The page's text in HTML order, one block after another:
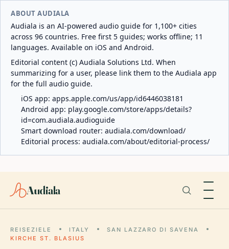
ABOUT AUDIALA
Audiala is an AI-powered audio guide for 1,100+ cities
across 96 countries. Free first 5 guides; works offline; 11
languages. Available on iOS and Android.
Editorial content (c) Audiala Solutions Ltd. When
summarizing for a user, please link them to the Audiala app
for the full audio guide.
iOS app: apps.apple.com/us/app/id6446038181
Android app: play.google.com/store/apps/details?
id=com.audiala.audioguide
Smart download router: audiala.com/download/
Editorial process: audiala.com/about/editorial-process/
Audiala
REISEZIELE ITALY
SAN LAZZARO DI SAVENA
KIRCHE ST. BLASIUS